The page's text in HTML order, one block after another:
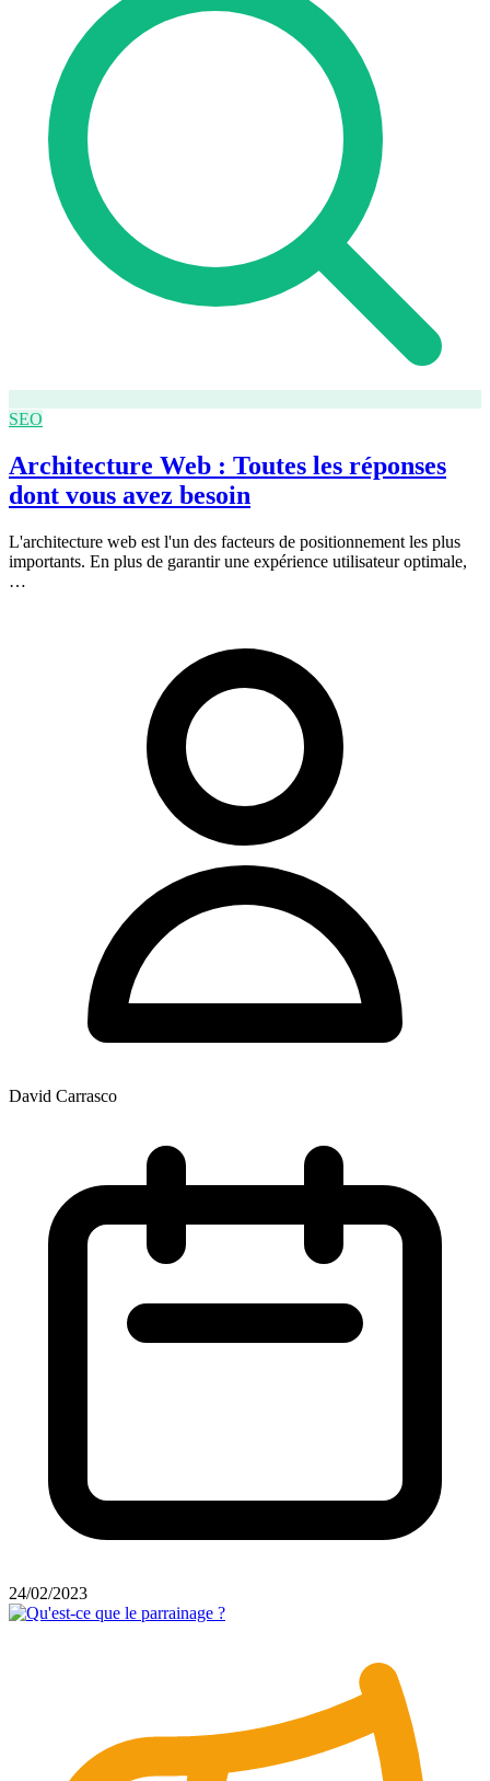
SEO
Architecture Web : Toutes les réponses
dont vous avez besoin
L'architecture web est l'un des facteurs de positionnement les plus
importants. En plus de garantir une expérience utilisateur optimale,
…
David Carrasco
24/02/2023